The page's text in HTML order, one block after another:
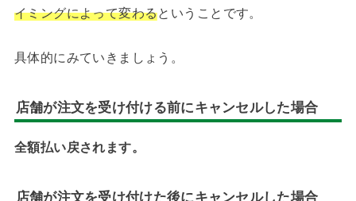
イミングによって変わるということです。
具体的にみていきましょう。
店舗が注文を受け付ける前にキャンセルした場合
全額払い戻されます。
店舗が注文を受け付けた後にキャンセルした場合